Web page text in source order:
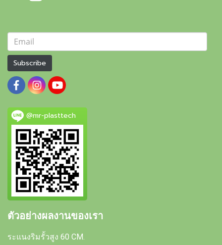
Subscribe
@mr-plasttech
ตัวอย่างผลงานของเรา
ระแนงริมรั้วสูง 60 CM.